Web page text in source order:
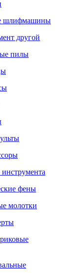
шлифмашины
другой
пилы
фены
молотки